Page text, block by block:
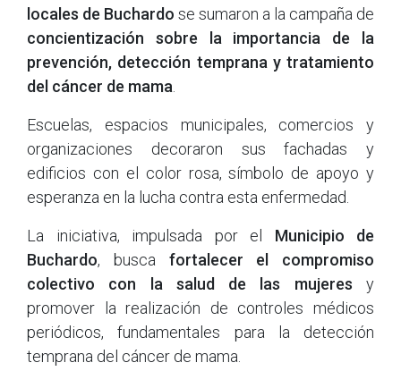
locales de Buchardo se sumaron a la campaña de
concientización sobre la importancia de la
prevención, detección temprana y tratamiento
del cáncer de mama
Escuelas, espacios municipales, comercios y
organizaciones decoraron sus fachadas y
edificios con el color rosa, símbolo de apoyo y
esperanza en la lucha contra esta enfermedad.
La iniciativa, impulsada por el Municipio de
Buchardo, busca fortalecer el compromiso
colectivo con la salud de las mujeres y
promover la realización de controles médicos
periódicos, fundamentales para la detección
temprana del cáncer de mama.